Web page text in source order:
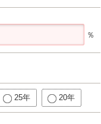
％
25年 20年